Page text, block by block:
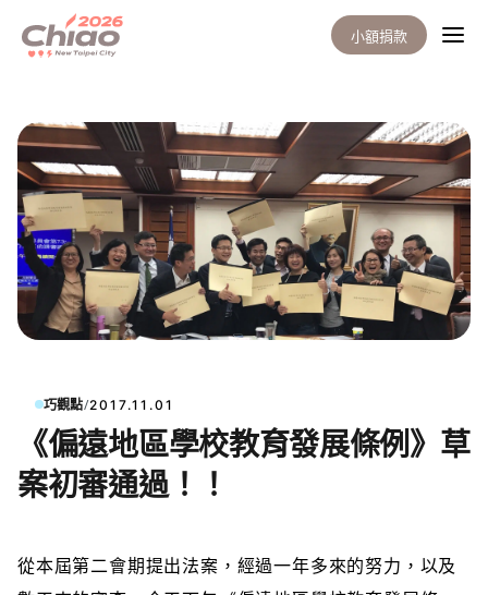
小額捐款
巧觀點/2017.11.01
《偏遠地區學校教育發展條例》草
案初審通過！！
從本屆第二會期提出法案，經過一年多來的努力，以及